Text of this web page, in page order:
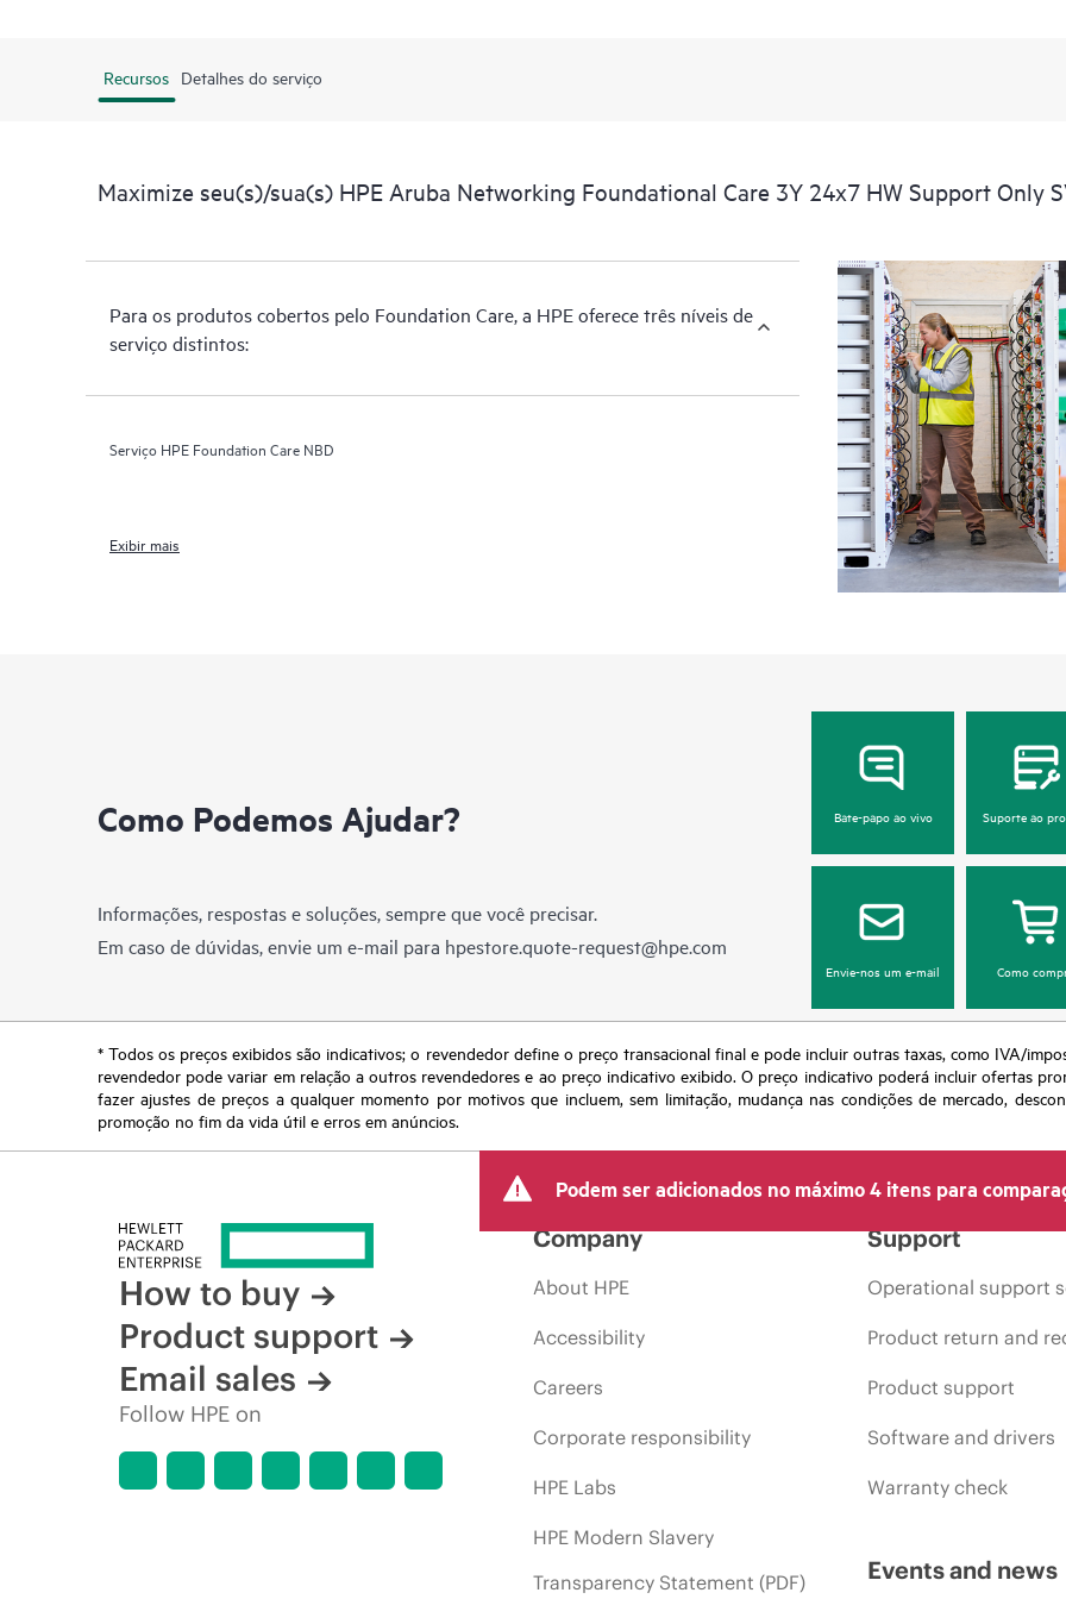
Recursos Detalhes do serviço
Maximize seu(s)/sua(s) HPE Aruba Networking Foundational Care 3Y 24x7 HW Support Only
Para os produtos cobertos pelo Foundation Care, a HPE oferece três níveis de
serviço distintos:
Serviço HPE Foundation Care NBD
Exibir mais
Como Podemos Ajudar?
Informações, respostas e soluções, sempre que você precisar.
Em caso de dúvidas, envie um e-mail para hpestore.quote-request@hpe.com
Bate-papo ao vivo Suporte ao
Envie-nos um e-mail Como
* Todos os preços exibidos são indicativos; o revendedor define o preço transacional final e pode incluir outras taxas, como IVA/
revendedor pode variar em relação a outros revendedores e ao preço indicativo exibido. O preço indicativo poderá incluir ofertas
fazer ajustes de preços a qualquer momento por motivos que incluem, sem limitação, mudança nas condições de mercado,
promoção no fim da vida útil e erros em anúncios.
Podem ser adicionados no máximo 4 itens para
How to buy
Product support
Email sales
Follow HPE on
Company
About HPE
Accessibility
Careers
Corporate responsibility
HPE Labs
HPE Modern Slavery
Transparency Statement (PDF)
Support
Operational support
Product return and
Product support
Software and drivers
Warranty check
Events and news